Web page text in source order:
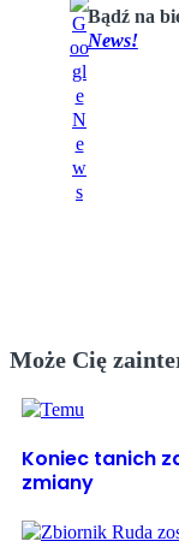
Bądź na
News!
Może Cię
Koniec tanich
zmiany